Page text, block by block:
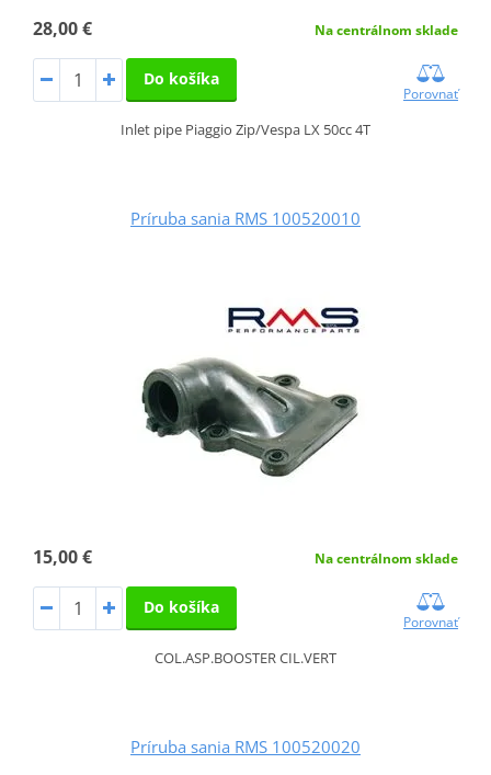
28,00 € Na centrálnom sklade
Do košíka
Porovnať
Inlet pipe Piaggio Zip/Vespa LX 50cc 4T
Príruba sania RMS 100520010
15,00 € Na centrálnom sklade
Do košíka
Porovnať
COL.ASP.BOOSTER CIL.VERT
Príruba sania RMS 100520020